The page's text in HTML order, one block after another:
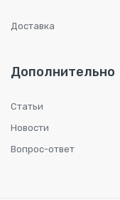
Доставка
Дополнительно
Статьи
Новости
Вопрос-ответ